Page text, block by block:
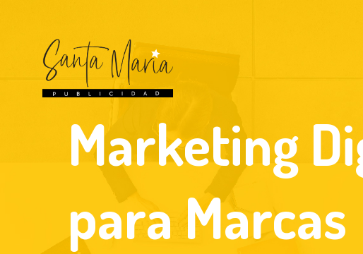
Marketing
para Marcas